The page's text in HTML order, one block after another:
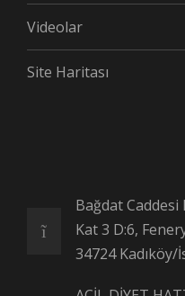
Videolar
Site Haritası
Bağdat
Kat 3 D:6,
34724